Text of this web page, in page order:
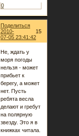
0
Поделиться
15
2010-
07-05 23:41:42
Не, ждать у
моря погоды
нельзя - может
прибьет к
берегу, а может
нет. Пусть
ребята весла
делают и гребут
на полярную
звезду. Это я в
книжках читала.